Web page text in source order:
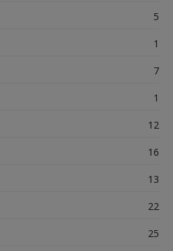
5
1
7
1
12
16
13
22
25